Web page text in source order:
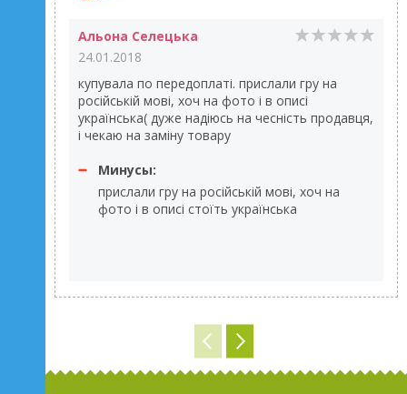
Альона Селецька
24.01.2018
купувала по передоплаті. прислали гру на
російській мові, хоч на фото і в описі
українська( дуже надіюсь на чесність продавця,
і чекаю на заміну товару
Минусы:
прислали гру на російській мові, хоч на
фото і в описі стоїть українська